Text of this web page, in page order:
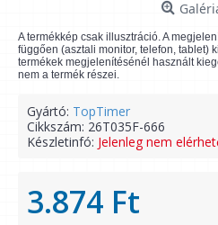
A termékkép csak illusztráció. A
függően (asztali monitor, telefon, tablet)
termékek megjelenítésénél használt
nem a termék részei.
Gyártó: TopTimer
Cikkszám: 26T035F-666
Készletinfó: Jelenleg nem
3.874 Ft